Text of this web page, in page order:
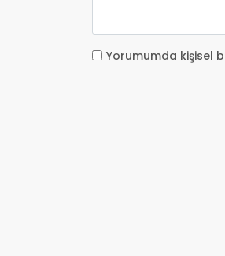
Yorumumda kişisel